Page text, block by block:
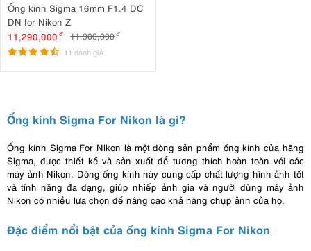
Ống kính Sigma 16mm F1.4 DC
DN for Nikon Z
11,290,000 đ 11,900,000đ
11 đánh giá
Ống kính Sigma For Nikon là gì?
Ống kính Sigma For Nikon là một dòng sản phẩm ống kính của hãng
Sigma, được thiết kế và sản xuất để tương thích hoàn toàn với các
máy ảnh Nikon. Dòng ống kính này cung cấp chất lượng hình ảnh tốt
và tính năng đa dạng, giúp nhiếp ảnh gia và người dùng máy ảnh
Nikon có nhiều lựa chọn để nâng cao khả năng chụp ảnh của họ.
Đặc điểm nổi bật của ống kính Sigma For Nikon